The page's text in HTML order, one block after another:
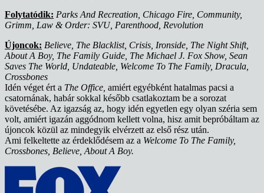
Folytatódik: Parks And Recreation, Chicago Fire, Community,
Grimm, Law & Order: SVU, Parenthood, Revolution
Újoncok: Believe, The Blacklist, Crisis, Ironside, The Night Shift,
About A Boy, The Family Guide, The Michael J. Fox Show, Sean
Saves The World, Undateable, Welcome To The Family, Dracula,
Crossbones
Idén véget ért a The Office, amiért egyébként hatalmas pacsi a
csatornának, habár sokkal később csatlakoztam be a sorozat
követésébe. Az igazság az, hogy idén egyetlen egy olyan széria sem
volt, amiért igazán aggódnom kellett volna, hisz amit bepróbáltam az
újoncok közül az mindegyik elvérzett az első rész után.
Ami felkeltette az érdeklődésem az a Welcome To The Family,
Crossbones, Believe, About A Boy.